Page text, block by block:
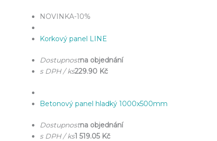
NOVINKA-10%
Korkový panel LINE
Dostupnostna objednání
s DPH / ks229.90 Kč
Betonový panel hladký 1000x500mm
Dostupnostna objednání
s DPH / ks1 519.05 Kč